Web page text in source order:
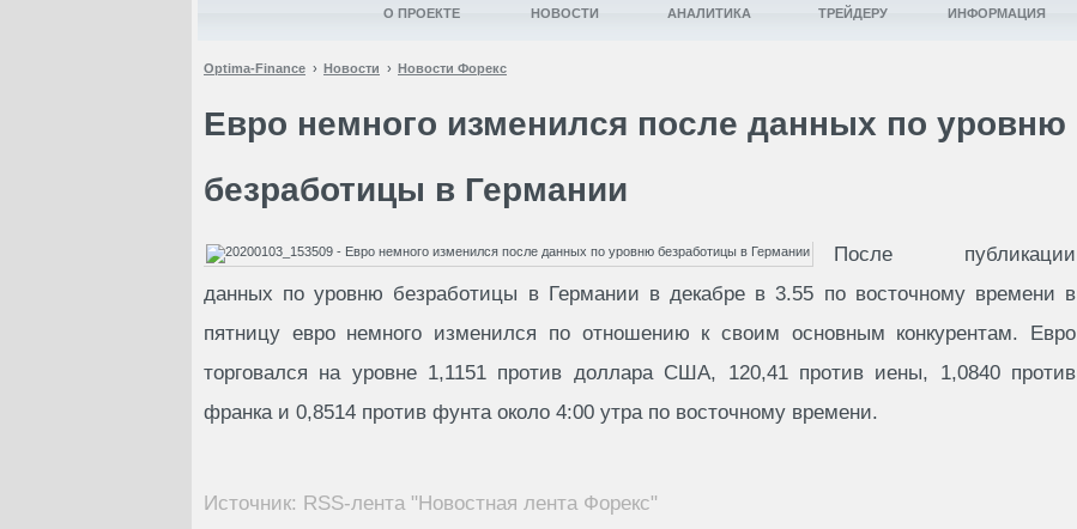
Optima-Finance Новости Новости Форекс
Евро немного изменился после данных по уровню
безработицы в Германии
После публикации
данных по уровню безработицы в Германии в декабре в 3.55 по восточному времени в
пятницу евро немного изменился по отношению к своим основным конкурентам. Евро
торговался на уровне 1,1151 против доллара США, 120,41 против иены, 1,0840 против
франка и 0,8514 против фунта около 4:00 утра по восточному времени.
Источник: RSS-лента "Новостная лента Форекс"
О ПРОЕКТЕ НОВОСТИ АНАЛИТИКА ТРЕЙДЕРУ ИНФОРМАЦИЯ